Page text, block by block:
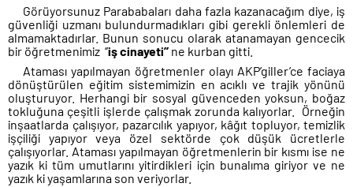
Görüyorsunuz Parababaları daha fazla kazanacağım diye, iş
güvenliği uzmanı bulundurmadıkları gibi gerekli önlemleri de
almamaktadırlar. Bunun sonucu olarak atanamayan gencecik
bir öğretmenimiz ‘’iş cinayeti’’ ne kurban gitti.
Ataması yapılmayan öğretmenler olayı AKP’giller’ce faciaya
dönüştürülen eğitim sistemimizin en acıklı ve trajik yönünü
oluşturuyor. Herhangi bir sosyal güvenceden yoksun, boğaz
tokluğuna çeşitli işlerde çalışmak zorunda kalıyorlar. Örneğin
inşaatlarda çalışıyor, pazarcılık yapıyor, kâğıt topluyor, temizlik
işçiliği yapıyor veya özel sektörde çok düşük ücretlerle
çalışıyorlar. Ataması yapılmayan öğretmenlerin bir kısmı ise ne
yazık ki tüm umutlarını yitirdikleri için bunalıma giriyor ve ne
yazık ki yaşamlarına son veriyorlar.